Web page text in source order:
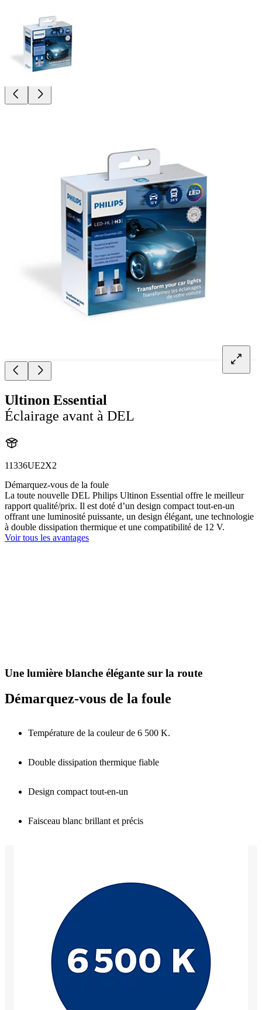
Ultinon Essential
Éclairage avant à DEL
11336UE2X2
Démarquez-vous de la foule
La toute nouvelle DEL Philips Ultinon Essential offre le meilleur
rapport qualité/prix. Il est doté d’un design compact tout-en-un
offrant une luminosité puissante, un design élégant, une technologie
à double dissipation thermique et une compatibilité de 12 V.
Voir tous les avantages
Une lumière blanche élégante sur la route
Démarquez-vous de la foule
Température de la couleur de 6 500 K.
Double dissipation thermique fiable
Design compact tout-en-un
Faisceau blanc brillant et précis